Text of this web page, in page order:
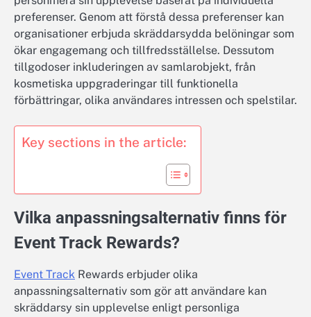
preferenser. Genom att förstå dessa preferenser kan
organisationer erbjuda skräddarsydda belöningar som
ökar engagemang och tillfredsställelse. Dessutom
tillgodoser inkluderingen av samlarobjekt, från
kosmetiska uppgraderingar till funktionella
förbättringar, olika användares intressen och spelstilar.
Key sections in the article:
Vilka anpassningsalternativ finns för
Event Track Rewards?
Event Track Rewards erbjuder olika
anpassningsalternativ som gör att användare kan
skräddarsy sin upplevelse enligt personliga